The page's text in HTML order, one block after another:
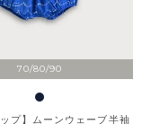
70/80/90
ップ】ムーンウェーブ半袖